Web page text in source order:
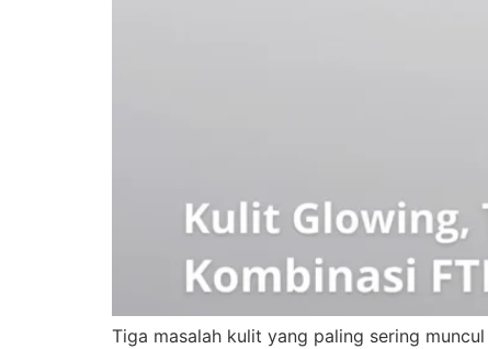
Tiga masalah kulit yang paling sering